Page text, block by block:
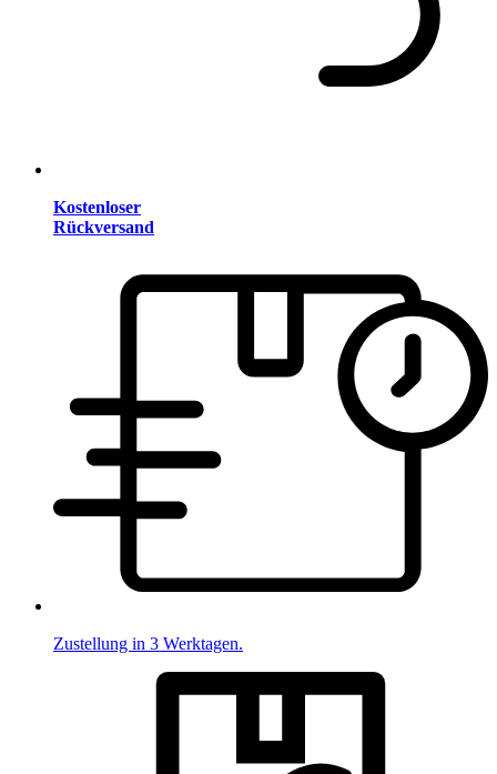
Kostenloser
Rückversand
Zustellung in 3 Werktagen.